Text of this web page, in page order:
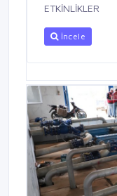
ETKİNLİKLER
İncele